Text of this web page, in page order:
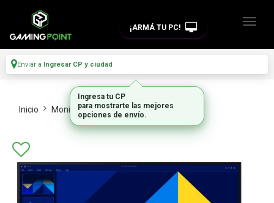
¡ARMÁ TU PC!
Enviar a Ingresar CP y ciudad
Inicio Monitores Monitores
Ingresa tu CP
para mostrarte las mejores
opciones de envío.